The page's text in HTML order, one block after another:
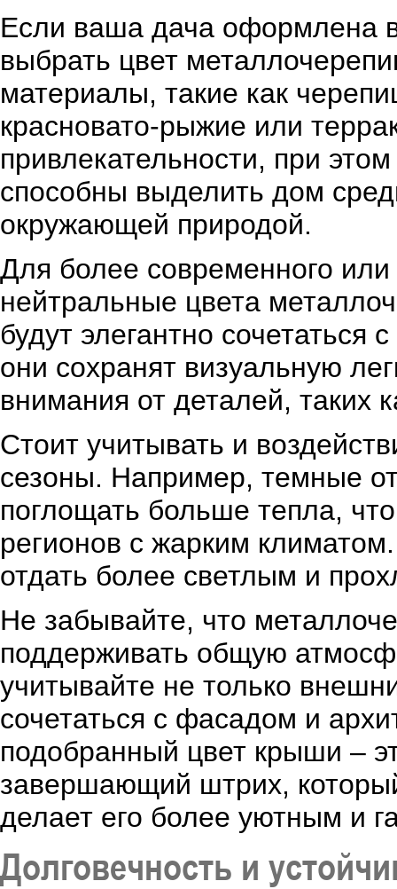
Если ваша дача оформлена
выбрать цвет
материалы, такие как
красновато-рыжие или
привлекательности, при
способны выделить дом
окружающей природой.
Для более современного
нейтральные цвета
будут элегантно
они сохранят визуальную
внимания от деталей, таких
Стоит учитывать и
сезоны. Например, темные
поглощать больше тепла,
регионов с жарким
отдать более светлым и
Не забывайте, что
поддерживать общую
учитывайте не только
сочетаться с фасадом и
подобранный цвет крыши –
завершающий штрих,
делает его более уютным и
Долговечность и